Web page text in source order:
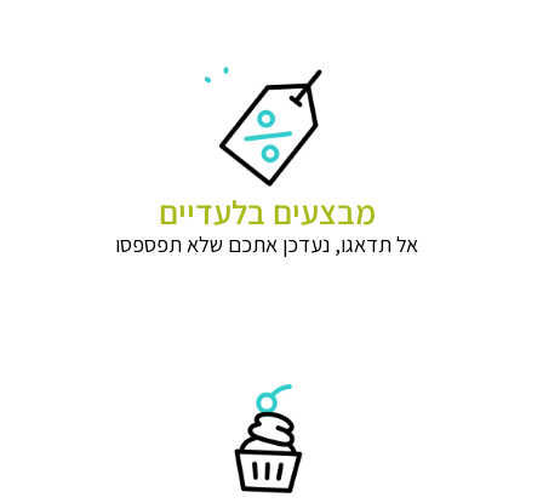
מבצעים בלעדיים
אל תדאגו, נעדכן אתכם שלא תפספסו